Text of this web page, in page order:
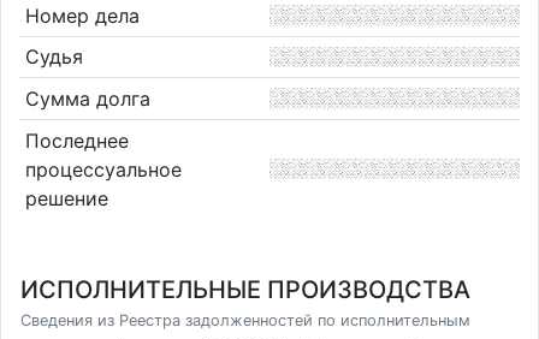
Номер дела
Судья
Сумма долга
Последнее
процессуальное
решение
ИСПОЛНИТЕЛЬНЫЕ ПРОИЗВОДСТВА
Сведения из Реестра задолженностей по исполнительным